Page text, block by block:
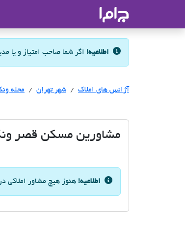
اطلاعیه! اگر شما صاحب امتیاز و یا
آژانس های املاک آژانس های املاک
شهر تهران آژانس
محله
مشاورین مسکن قصر
اطلاعیه! هنوز هیچ مشاور املاکی